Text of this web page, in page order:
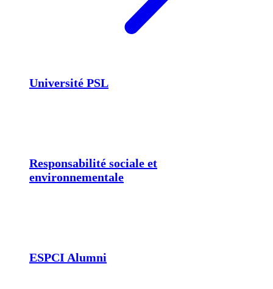
Université PSL
Responsabilité sociale et
environnementale
ESPCI Alumni